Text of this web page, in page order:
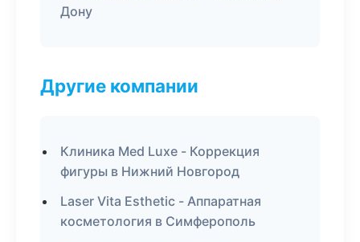
Дону
Другие компании
Клиника Med Luxe - Коррекция
фигуры в Нижний Новгород
Laser Vita Esthetic - Аппаратная
косметология в Симферополь